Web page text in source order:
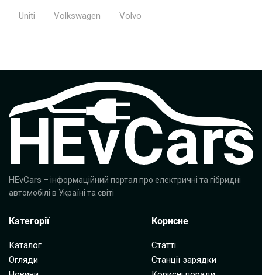
Uniti Volkswagen Volvo
HEvCars – інформаційний портал про електричні та гібридні
автомобілі в Україні та світі
Категорії
Каталог
Огляди
Корисне
Статті
Станції зарядки